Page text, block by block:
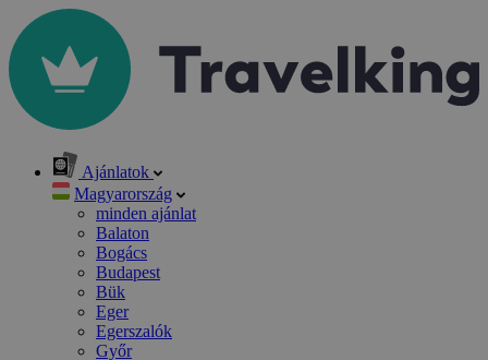
Ajánlatok
Magyarország
minden ajánlat
Balaton
Bogács
Budapest
Bük
Eger
Egerszalók
Győr